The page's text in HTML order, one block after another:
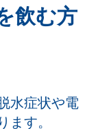
飲む方
水症状や電
す。